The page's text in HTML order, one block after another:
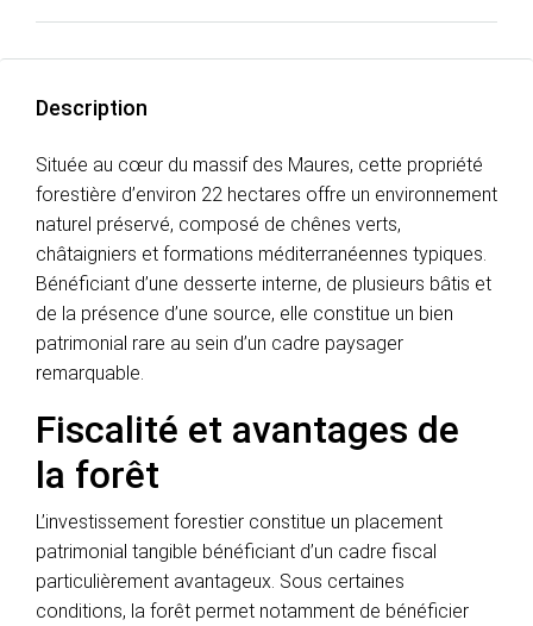
Description
Située au cœur du massif des Maures, cette propriété
forestière d’environ 22 hectares offre un environnement
naturel préservé, composé de chênes verts,
châtaigniers et formations méditerranéennes typiques.
Bénéficiant d’une desserte interne, de plusieurs bâtis et
de la présence d’une source, elle constitue un bien
patrimonial rare au sein d’un cadre paysager
remarquable.
Fiscalité et avantages de
la forêt
L’investissement forestier constitue un placement
patrimonial tangible bénéficiant d’un cadre fiscal
particulièrement avantageux. Sous certaines
conditions, la forêt permet notamment de bénéficier